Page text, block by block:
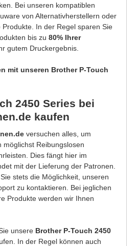
Bei unseren kompatiblen
von Alternativherstellern oder
In der Regel sparen Sie
bis zu 80% Ihrer
gutem Druckergebnis.
mit unseren Brother P-Touch
2450 Series bei
kaufen
versuchen alles, um
möglichst Reibungslosen
Dies fängt hier im
mit der Lieferung der Patronen.
stets die Möglichkeit, unseren
zu kontaktieren. Bei jeglichen
Produkte werden wir Ihnen
unsere Brother P-Touch 2450
In der Regel können auch